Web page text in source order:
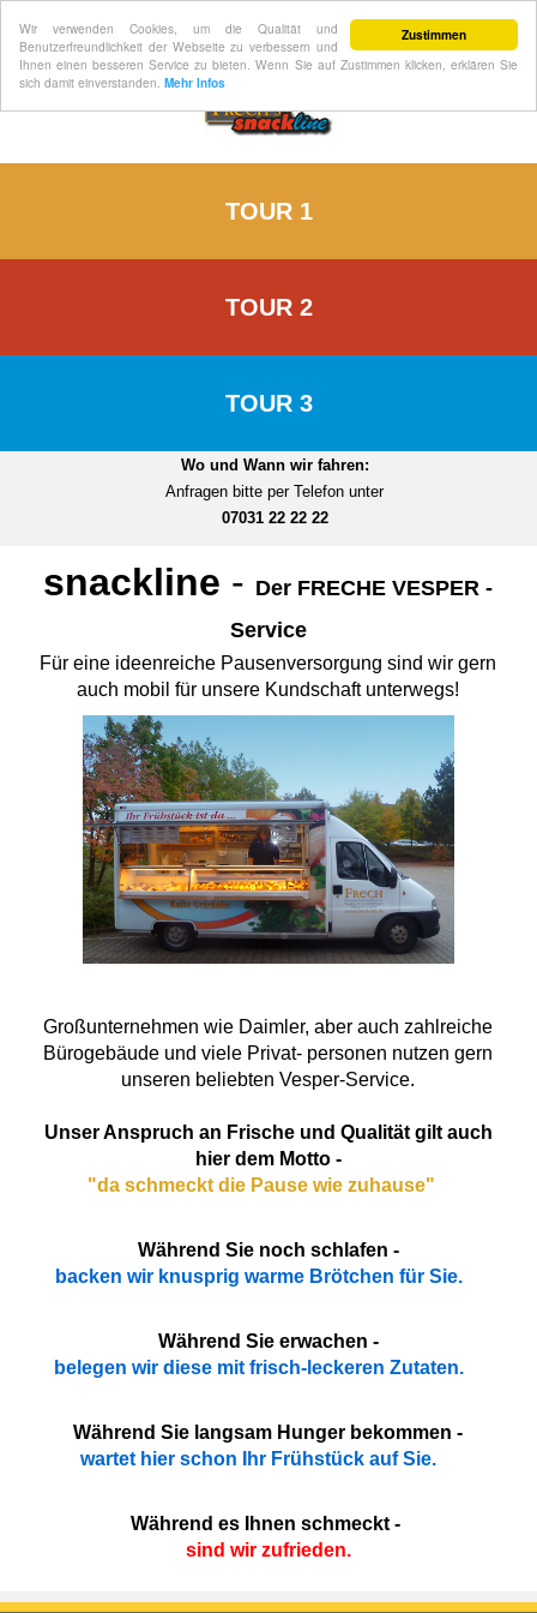
Zustimmen
Wir verwenden Cookies, um die Qualität und
Benutzerfreundlichkeit der Webseite zu verbessern und
Ihnen einen besseren Service zu bieten. Wenn Sie auf Zustimmen klicken, erklären Sie
sich damit einverstanden. Mehr Infos
TOUR 1
TOUR 2
TOUR 3
Wo und Wann wir fahren:
Anfragen bitte per Telefon unter
07031 22 22 22
snackline - Der FRECHE VESPER -
Service
Für eine ideenreiche Pausenversorgung sind wir gern
auch mobil für unsere Kundschaft unterwegs!
Großunternehmen wie Daimler, aber auch zahlreiche
Bürogebäude und viele Privat- personen nutzen gern
unseren beliebten Vesper-Service.
Unser Anspruch an Frische und Qualität gilt auch
hier dem Motto -
"da schmeckt die Pause wie zuhause"
Während Sie noch schlafen -
backen wir knusprig warme Brötchen für Sie.
Während Sie erwachen -
belegen wir diese mit frisch-leckeren Zutaten.
Während Sie langsam Hunger bekommen -
wartet hier schon Ihr Frühstück auf Sie.
Während es Ihnen schmeckt -
sind wir zufrieden.